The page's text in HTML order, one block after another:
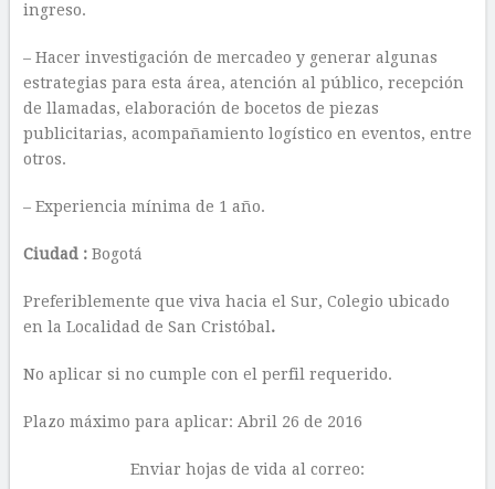
ingreso.
– Hacer investigación de mercadeo y generar algunas
estrategias para esta área, atención al público, recepción
de llamadas, elaboración de bocetos de piezas
publicitarias, acompañamiento logístico en eventos, entre
otros.
– Experiencia mínima de 1 año.
Ciudad : Bogotá
Preferiblemente que viva hacia el Sur, Colegio ubicado
en la Localidad de San Cristóbal .
No aplicar si no cumple con el perfil requerido.
Plazo máximo para aplicar: Abril 26 de 2016
Enviar hojas de vida al correo: